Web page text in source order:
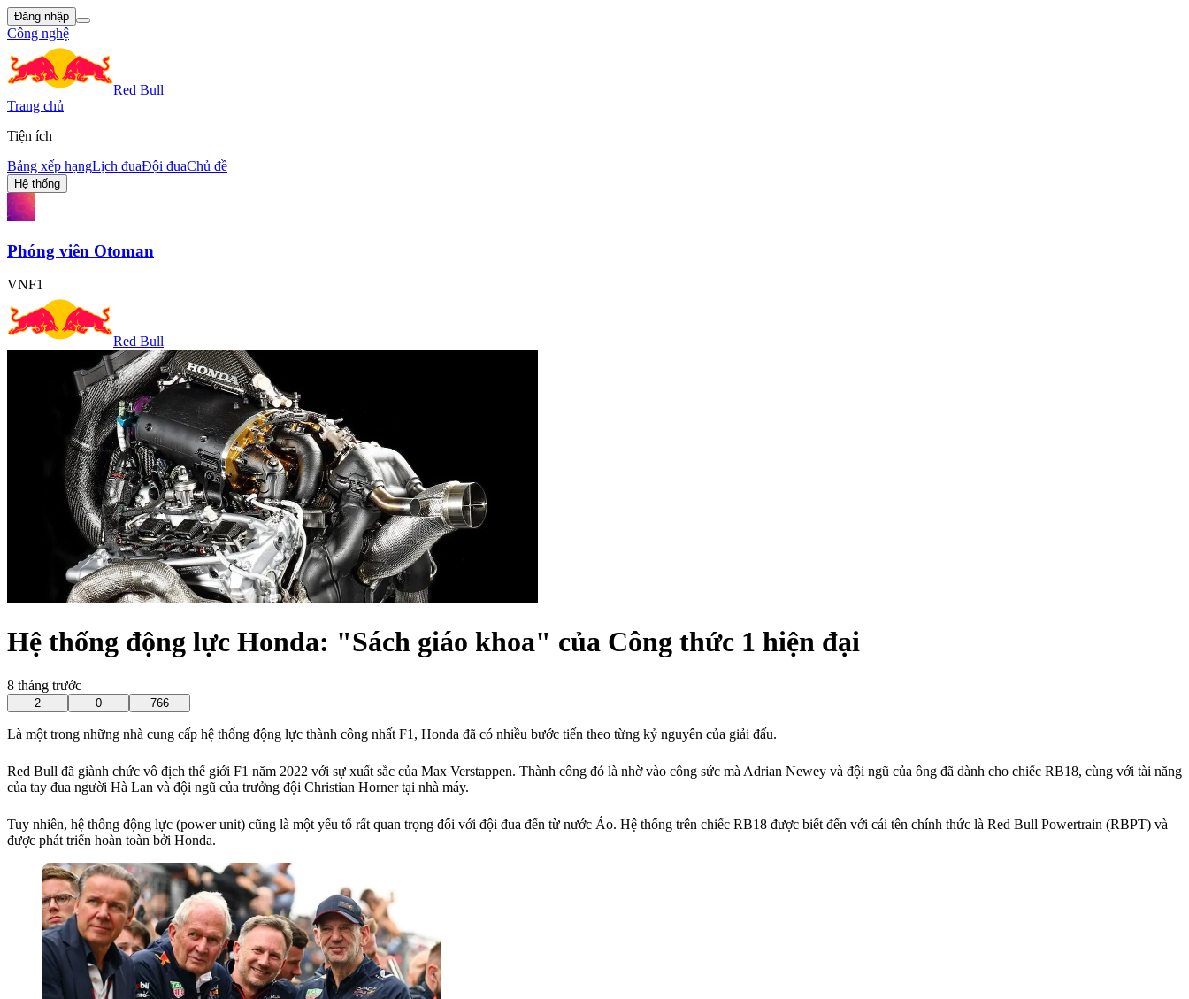
Đăng nhập
Công nghệ
Red Bull
Trang chủ
Tiện ích
Bảng xếp hạngLịch đuaĐội đuaChủ đề
Hệ thống
Phóng viên Otoman
VNF1
Red Bull
Hệ thống động lực Honda: "Sách giáo khoa" của Công thức 1 hiện đại
8 tháng trước
2 0 766
Là một trong những nhà cung cấp hệ thống động lực thành công nhất F1, Honda đã có nhiều bước tiến theo từng kỷ nguyên của giải đấu.
Red Bull đã giành chức vô địch thế giới F1 năm 2022 với sự xuất sắc của Max Verstappen. Thành công đó là nhờ vào công sức mà Adrian Newey và đội ngũ của ông đã dành cho chiếc RB18, cùng với tài năng
của tay đua người Hà Lan và đội ngũ của trưởng đội Christian Horner tại nhà máy.
Tuy nhiên, hệ thống động lực (power unit) cũng là một yếu tố rất quan trọng đối với đội đua đến từ nước Áo. Hệ thống trên chiếc RB18 được biết đến với cái tên chính thức là Red Bull Powertrain (RBPT) và
được phát triển hoàn toàn bởi Honda.